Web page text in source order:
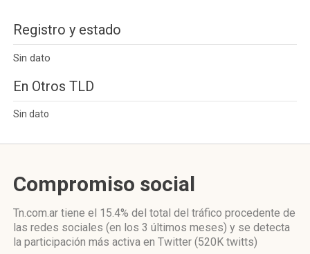
Registro y estado
Sin dato
En Otros TLD
Sin dato
Compromiso social
Tn.com.ar tiene el 15.4% del total del tráfico procedente de
las redes sociales (en los 3 últimos meses) y se detecta
la participación más activa en Twitter (520K twitts)